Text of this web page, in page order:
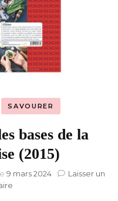
SAVOURER
bases de la
(2015)
9 mars 2024
Laisser un